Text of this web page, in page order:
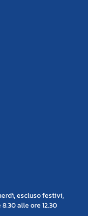
escluso festivi,
alle ore 12.30